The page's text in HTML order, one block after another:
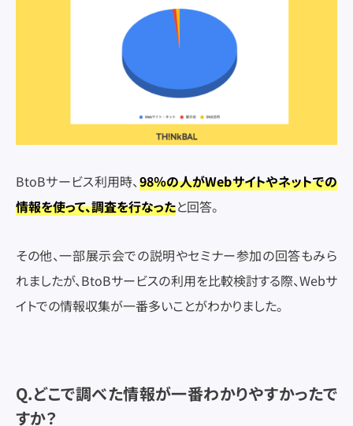
BtoBサービス利用時、98％の人がWebサイトやネットでの
情報を使って、調査を行なったと回答。
その他、一部展示会での説明やセミナー参加の回答もみら
れましたが、BtoBサービスの利用を比較検討する際、Webサ
イトでの情報収集が一番多いことがわかりました。
Q.どこで調べた情報が一番わかりやすかったで
すか？